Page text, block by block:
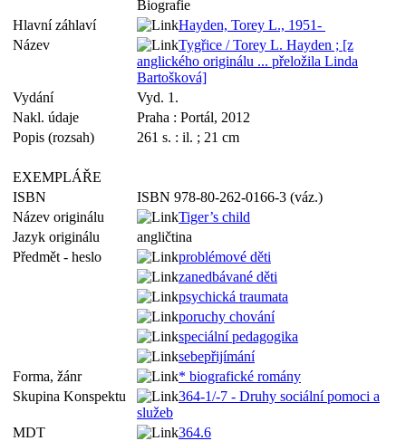
Biografie
Hlavní záhlaví
Hayden, Torey L., 1951-
Název
Tygřice / Torey L. Hayden ; [z
anglického originálu ... přeložila Linda
Bartošková]
Vydání
Vyd. 1.
Nakl. údaje
Praha : Portál, 2012
Popis (rozsah)
261 s. : il. ; 21 cm
EXEMPLÁŘE
ISBN
ISBN 978-80-262-0166-3 (váz.)
Název originálu
Tiger’s child
Jazyk originálu
angličtina
Předmět - heslo
problémové děti
zanedbávané děti
psychická traumata
poruchy chování
speciální pedagogika
sebepřijímání
Forma, žánr
* biografické romány
Skupina Konspektu
364-1/-7 - Druhy sociální pomoci a
služeb
MDT
364.6